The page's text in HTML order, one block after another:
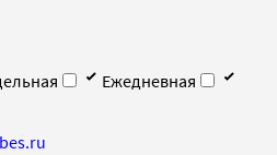
Ежедневная